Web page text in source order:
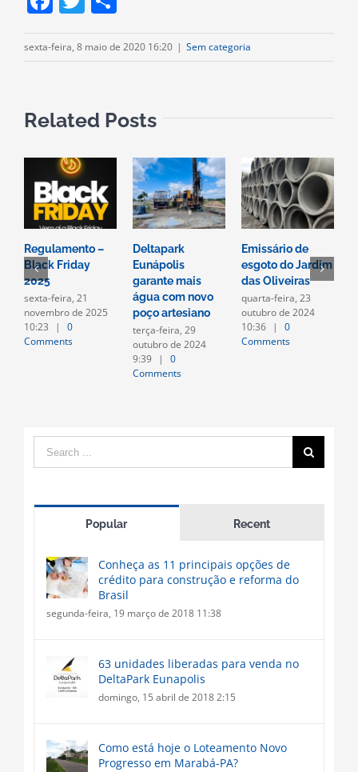
sexta-feira, 8 maio de 2020 16:20 | Sem categoria
Related Posts
Regulamento –
Black Friday
2025
sexta-feira, 21
novembro de 2025
10:23
|
0
Comments
Deltapark
Eunápolis
garante mais
água com novo
poço artesiano
terça-feira, 29
outubro de 2024
9:39
|
0
Comments
Emissário de
esgoto do Jardim
das Oliveiras
quarta-feira, 23
outubro de 2024
10:36
|
0
Comments
Search
for:
Popular Recent
Conheça as 11 principais opções de
crédito para construção e reforma do
Brasil
segunda-feira, 19 março de 2018 11:38
63 unidades liberadas para venda no
DeltaPark Eunapolis
domingo, 15 abril de 2018 2:15
Como está hoje o Loteamento Novo
Progresso em Marabá-PA?